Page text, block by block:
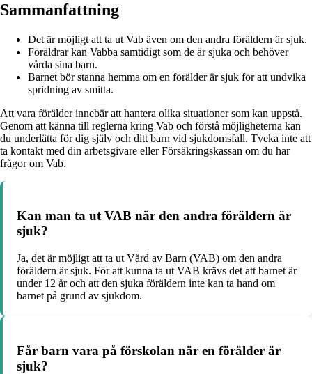
Sammanfattning
Det är möjligt att ta ut Vab även om den andra föräldern är sjuk.
Föräldrar kan Vabba samtidigt som de är sjuka och behöver
vårda sina barn.
Barnet bör stanna hemma om en förälder är sjuk för att undvika
spridning av smitta.
Att vara förälder innebär att hantera olika situationer som kan uppstå.
Genom att känna till reglerna kring Vab och förstå möjligheterna kan
du underlätta för dig själv och ditt barn vid sjukdomsfall. Tveka inte att
ta kontakt med din arbetsgivare eller Försäkringskassan om du har
frågor om Vab.
Kan man ta ut VAB när den andra föräldern är
sjuk?
Ja, det är möjligt att ta ut Vård av Barn (VAB) om den andra
föräldern är sjuk. För att kunna ta ut VAB krävs det att barnet är
under 12 år och att den sjuka föräldern inte kan ta hand om
barnet på grund av sjukdom.
Får barn vara på förskolan när en förälder är
sjuk?